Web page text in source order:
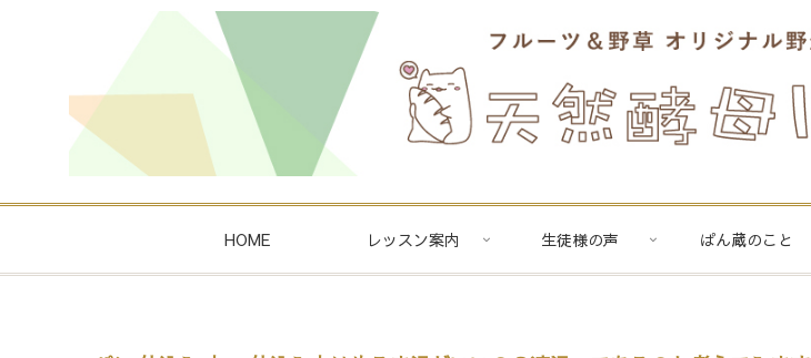
HOME レッスン案内 生徒様の声 ぱん蔵のこと